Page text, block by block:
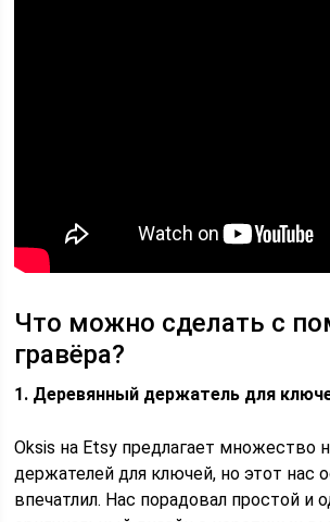
Что можно сделать с
гравёра?
1. Деревянный держатель для
Oksis на Etsy предлагает множество
держателей для ключей, но этот нас
впечатлил. Нас порадовал простой и